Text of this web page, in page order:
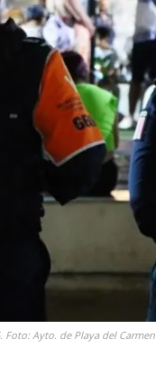
Ayto. de Playa del Carmen.